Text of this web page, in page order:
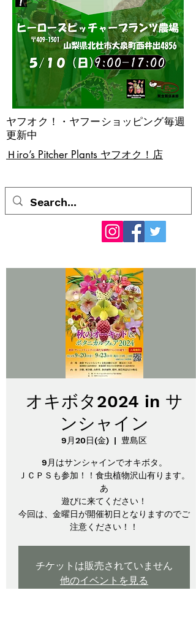
​Ｈiro’s Pitcher Plants ヤフオク！店
ヤフオク！・ヤフーショッピング毎週
更新中
オキボタ2024 in サ
ンシャイン
9月20日(金)
  |
豊島区
9月はサンシャインでオキボタ。
ＪＣＰＳも参加！！食虫植物沢山有ります。
あ
遊びに来てください！
今回は、金曜日が開催初日となりますのでご
注意ください！！
チケットは販売されていません
他のイベントを見る